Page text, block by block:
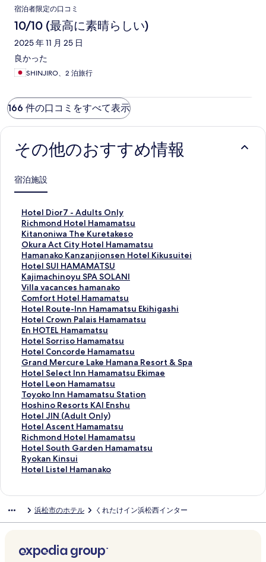
宿泊者限定の口コミ
10/10 (最高に素晴らしい)
2025 年 11 月 25 日
良かった
SHINJIRO、2 泊旅行
166 件の口コミをすべて表示
その他のおすすめ情報
宿泊施設
Hotel Dior7 - Adults Only
H
o
t
e
l
D
i
o
r
7
-
A
d
u
l
t
s
O
n
l
y
の
ペ
ー
ジ
リ
ン
Richmond Hotel Hamamatsu
R
i
c
h
m
o
n
d
H
o
t
e
l
H
a
m
a
m
a
t
s
u
の
ペ
開
く
ク
Kitanoniwa The Kuretakeso
K
i
t
a
n
o
n
i
w
a
T
h
e
K
u
r
e
t
a
k
e
s
o
ジ
を
リ
Okura Act City Hotel Hamamatsu
O
k
u
r
a
A
c
t
C
i
t
y
H
o
t
e
l
H
a
m
a
m
の
ジ
Hamanako Kanzanjionsen Hotel Kikusuitei
H
a
m
a
n
a
k
o
K
a
n
z
a
n
j
i
o
n
s
e
n
l
k
Hotel SUI HAMAMATSU
H
o
t
e
l
S
U
I
H
A
M
A
M
A
T
S
U
の
ペ
ー
く
リ
Kajimachinoyu SPA SOLANI
K
a
j
i
m
a
c
h
i
n
o
y
u
S
P
A
S
O
L
の
ペ
を
Villa vacances hamanako
V
i
l
l
a
v
a
c
a
n
c
e
s
h
a
m
a
n
の
ペ
を
Comfort Hotel Hamamatsu
C
o
m
f
o
r
t
H
o
t
e
l
H
a
m
a
m
の
ジ
Hotel Route-Inn Hamamatsu Ekihigashi
H
o
t
e
l
R
o
u
t
e
-
I
n
n
H
a
t
E
Hotel Crown Palais Hamamatsu
H
o
t
e
l
C
r
o
w
n
P
a
l
a
i
m
a
t
En HOTEL Hamamatsu
E
n
H
O
T
E
L
H
a
m
a
m
a
t
ペ
ー
開
Hotel Sorriso Hamamatsu
H
o
t
e
l
S
o
r
r
i
s
o
H
m
a
u
Hotel Concorde Hamamatsu
H
o
t
e
l
C
o
n
c
o
r
d
m
a
t
Grand Mercure Lake Hamana Resort & Spa
G
r
a
n
d
M
e
r
c
u
r
e
m
Hotel Select Inn Hamamatsu Ekimae
H
o
t
e
l
S
e
l
e
c
H
a
Hotel Leon Hamamatsu
H
o
t
e
l
L
e
o
n
m
s
Toyoko Inn Hamamatsu Station
T
o
y
o
k
o
I
n
m
a
t
Hoshino Resorts KAI Enshu
H
o
s
h
i
n
o
r
K
Hotel JIN (Adult Only)
H
o
t
e
l
J
d
t
Hotel Ascent Hamamatsu
H
o
t
e
l
n
a
Richmond Hotel Hamamatsu
R
i
c
h
H
e
Hotel South Garden Hamamatsu
H
o
t
u
G
Ryokan Kinsui
R
y
K
s
Hotel Listel Hamanako
H
L
t
浜松市のホテル くれたけイン浜松西インター